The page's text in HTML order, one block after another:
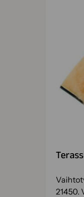
21450.